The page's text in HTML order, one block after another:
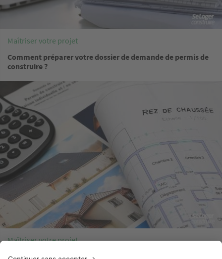
Maîtriser votre projet
Comment préparer votre dossier de demande de permis de
construire ?
Maîtriser votre projet
Comment déposer un permis de construire pour votre